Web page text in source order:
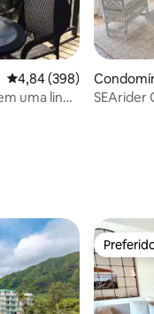
4,84 de uma avaliação
4,84 (398)
uma linda
SEArider